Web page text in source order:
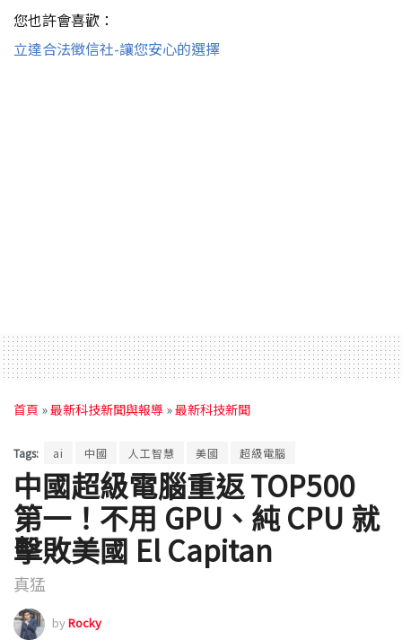
您也許會喜歡：
立達合法徵信社-讓您安心的選擇
首頁 »最新科技新聞與報導 »最新科技新聞
Tags: ai 中國 人工智慧 美國 超級電腦
中國超級電腦重返 TOP500
第一！不用 GPU、純 CPU 就
擊敗美國 El Capitan
真猛
byRocky